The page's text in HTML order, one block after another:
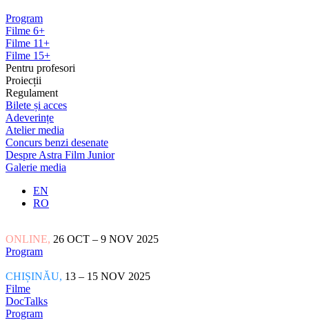
Program
Filme 6+
Filme 11+
Filme 15+
Pentru profesori
Proiecții
Regulament
Bilete și acces
Adeverințe
Atelier media
Concurs benzi desenate
Despre Astra Film Junior
Galerie media
EN
RO
ONLINE, 26 OCT – 9 NOV 2025
Program
CHIȘINĂU, 13 – 15 NOV 2025
Filme
DocTalks
Program